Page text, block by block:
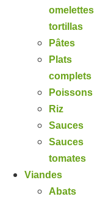
omelettes
tortillas
Pâtes
Plats
complets
Poissons
Riz
Sauces
Sauces
tomates
Viandes
Abats